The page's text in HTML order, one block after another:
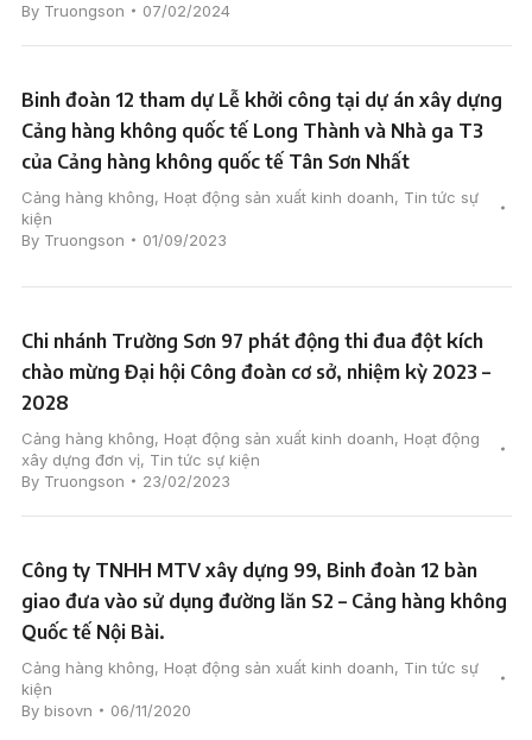
By Truongson 07/02/2024
Binh đoàn 12 tham dự Lễ khởi công tại dự án xây dựng
Cảng hàng không quốc tế Long Thành và Nhà ga T3
của Cảng hàng không quốc tế Tân Sơn Nhất
Cảng hàng không, Hoạt động sản xuất kinh doanh, Tin tức sự
kiện
By Truongson 01/09/2023
Chi nhánh Trường Sơn 97 phát động thi đua đột kích
chào mừng Đại hội Công đoàn cơ sở, nhiệm kỳ 2023 –
2028
Cảng hàng không, Hoạt động sản xuất kinh doanh, Hoạt động
xây dựng đơn vị, Tin tức sự kiện
By Truongson 23/02/2023
Công ty TNHH MTV xây dựng 99, Binh đoàn 12 bàn
giao đưa vào sử dụng đường lăn S2 – Cảng hàng không
Quốc tế Nội Bài.
Cảng hàng không, Hoạt động sản xuất kinh doanh, Tin tức sự
kiện
By bisovn 06/11/2020